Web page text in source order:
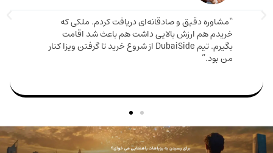
دقیق و صادقانه‌ای دریافت کردم. ملکی که
هم ارزش بالایی داشت هم باعث شد اقامت
بگیرم. تیم DubaiSide از شروع خرید تا گرفتن ویزا کنار